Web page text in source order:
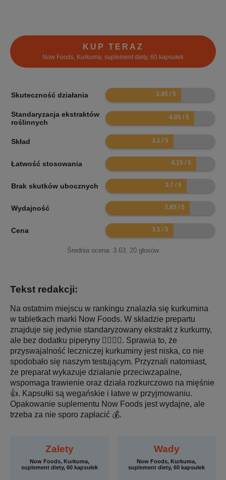
KUP TERAZ
Now Foods, Kurkuma, suplement diety, 60 kapsułek
Skuteczność działania 6.9
Standaryzacja ekstraktów
roślinnych
8.1
Skład 6.2
Łatwość stosowania 8.3
Brak skutków ubocznych 7.4
Wydajność 7.7
Cena 6.2
Średnia ocena: 3.63, 20 głosów
Tekst redakcji:
Na ostatnim miejscu w rankingu znalazła się kurkumina
w tabletkach marki Now Foods. W składzie prepartu
znajduje się jedynie standaryzowany ekstrakt z kurkumy,
ale bez dodatku piperyny 🤷‍♀️🤷‍♂️. Sprawia to, że
przyswajalność leczniczej kurkuminy jest niska, co nie
spodobało się naszym testującym. Przyznali natomiast,
że preparat wykazuje działanie przeciwzapalne,
wspomaga trawienie oraz działa rozkurczowo na mięśnie
👍. Kapsułki są wegańskie i łatwe w przyjmowaniu.
Opakowanie suplementu Now Foods jest wydajne, ale
trzeba za nie sporo zapłacić 💰.
Zalety
Now Foods, Kurkuma,
suplement diety, 60 kapsułek
Wady
Now Foods, Kurkuma,
suplement diety, 60 kapsułek